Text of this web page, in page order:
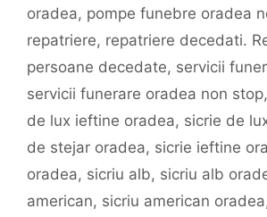
oradea, pompe funebre oradea
repatriere, repatriere decedati.
persoane decedate, servicii
servicii funerare oradea non stop,
de lux ieftine oradea, sicrie de
de stejar oradea, sicrie ieftine
oradea, sicriu alb, sicriu alb
american, sicriu american oradea